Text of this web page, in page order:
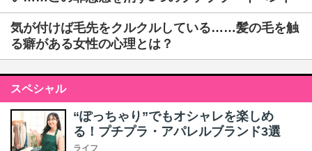
気が付けば毛先をクルクルしている……髪の毛を触
る癖がある女性の心理とは？
スペシャル
“ぽっちゃり”でもオシャレを楽しめ
る！プチプラ・アパレルブランド3選
ライフ